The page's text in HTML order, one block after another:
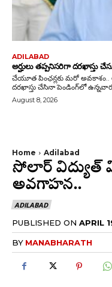
ADILABAD
అర్హులు తప్పనిసరిగా దరఖాస్తు
చేయూత పింఛన్లకు మరో అవకాశం..
దరఖాస్తు చేసినా పెండింగ్‌లో
August 8, 2026